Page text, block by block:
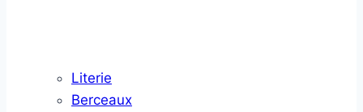
Literie
Berceaux